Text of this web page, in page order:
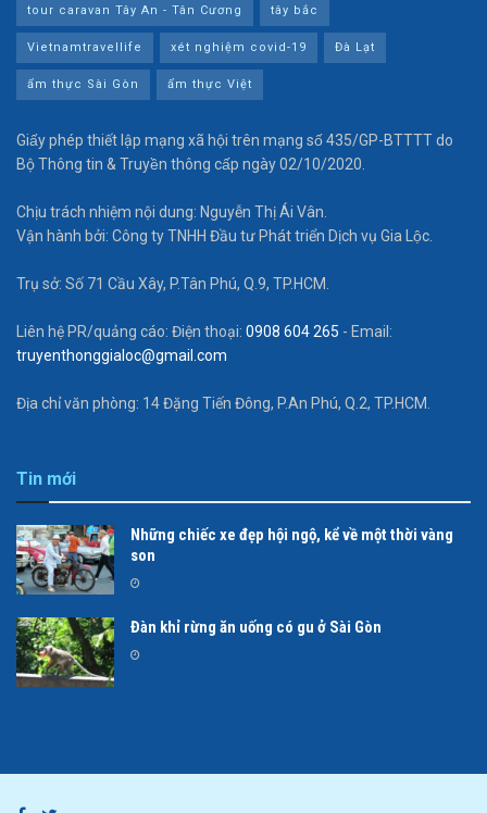
tour caravan Tây An - Tân Cương tây bắc
Vietnamtravellife xét nghiệm covid-19 Đà Lạt
ẩm thực Sài Gòn ẩm thực Việt
Giấy phép thiết lập mạng xã hội trên mạng số 435/GP-BTTTT do
Bộ Thông tin & Truyền thông cấp ngày 02/10/2020.
Chịu trách nhiệm nội dung: Nguyễn Thị Ái Vân.
Vận hành bởi: Công ty TNHH Đầu tư Phát triển Dịch vụ Gia Lộc.
Trụ sở: Số 71 Cầu Xây, P.Tân Phú, Q.9, TP.HCM.
Liên hệ PR/quảng cáo: Điện thoại: 0908 604 265 - Email:
truyenthonggialoc@gmail.com
Địa chỉ văn phòng: 14 Đặng Tiến Đông, P.An Phú, Q.2, TP.HCM.
Tin mới
Những chiếc xe đẹp hội ngộ, kể về một thời vàng
son
Đàn khỉ rừng ăn uống có gu ở Sài Gòn